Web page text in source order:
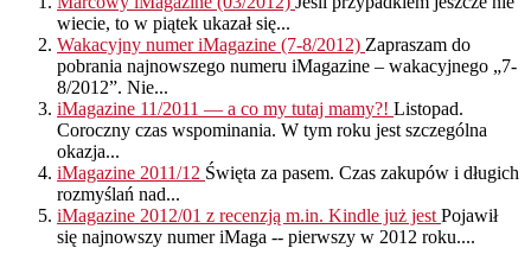
wiecie, to w piątek ukazał się...
Wakacyjny numer iMagazine (7-8/2012) Zapraszam do
pobrania najnowszego numeru iMagazine – wakacyjnego „7-
8/2012”. Nie...
iMagazine 11/2011 — a co my tutaj mamy?! Listopad.
Coroczny czas wspominania. W tym roku jest szczególna
okazja...
iMagazine 2011/12 Święta za pasem. Czas zakupów i długich
rozmyślań nad...
iMagazine 2012/01 z recenzją m.in. Kindle już jest Pojawił
się najnowszy numer iMaga -- pierwszy w 2012 roku....